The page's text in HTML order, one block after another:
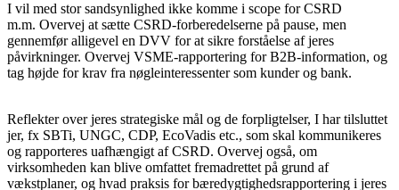
I vil med stor sandsynlighed ikke komme i scope for CSRD
m.m. Overvej at sætte CSRD-forberedelserne på pause, men
gennemfør alligevel en DVV for at sikre forståelse af jeres
påvirkninger. Overvej VSME-rapportering for B2B-information, og
tag højde for krav fra nøgleinteressenter som kunder og bank.
Reflekter over jeres strategiske mål og de forpligtelser, I har tilsluttet
jer, fx SBTi, UNGC, CDP, EcoVadis etc., som skal kommunikeres
og rapporteres uafhængigt af CSRD. Overvej også, om
virksomheden kan blive omfattet fremadrettet på grund af
vækstplaner, og hvad praksis for bæredygtighedsrapportering i jeres